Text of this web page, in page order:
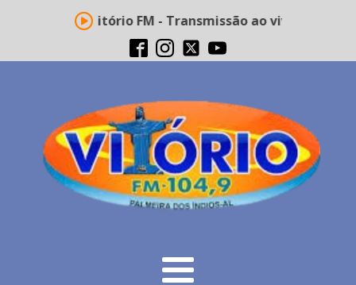
Rádio Vitório FM - Transmissão ao vivo